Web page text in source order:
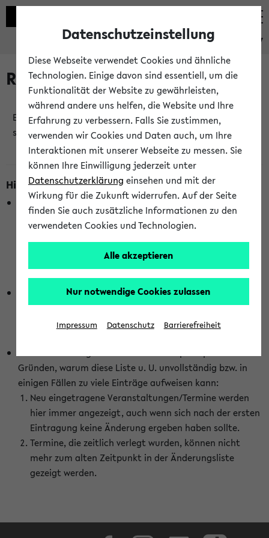
eKVV
Raumänderungen
Es wurden keine Raumänderungen an jetzt
stattfindenden Veranstaltungen gefunden!
Hinweise zur Liste der Raumänderungen
In dieser Liste werden nur Veranstaltungstermine
berücksichtigt, die gerade oder innerhalb der nächsten 2
Stunden stattfinden. Berücksichtigt werden nur Termine,
wurden. Die Anzeige ist semesterübergreifend und nicht
abhängig vom im eKVV gewählten Semester.
Die hier gezeigte Liste von Raumänderungen kann nur
vollständig sein, wenn den Fakultäten von den Lehrenden
die Änderungen zeitnah mitgeteilt und diese Änderungen
Gründen, warum diese Liste u. U. unvollständig bzw. in
einigen Fällen zu viele Einträge aufweisen kann:
Neu eingetragene Veranstaltungen/Termine werden
hier immer angezeigt, auch wenn sich nach der ersten
Eintragung keine Änderung ergeben haben sollte.
Termine, die zeitlich verlegt wurden, können nicht
mehr zum alten Zeitpunkt in der Änderungsliste
gezeigt werden.
Datenschutzeinstellung
Diese Webseite verwendet Cookies und ähnliche
Technologien. Einige davon sind essentiell, um die
Funktionalität der Website zu gewährleisten,
während andere uns helfen, die Website und Ihre
Erfahrung zu verbessern. Falls Sie zustimmen,
verwenden wir Cookies und Daten auch, um Ihre
Interaktionen mit unserer Webseite zu messen. Sie
können Ihre Einwilligung jederzeit unter
Datenschutzerklärung einsehen und mit der
Wirkung für die Zukunft widerrufen. Auf der Seite
finden Sie auch zusätzliche Informationen zu den
verwendeten Cookies und Technologien.
Alle akzeptieren
Nur notwendige Cookies zulassen
Impressum Datenschutz Barrierefreiheit